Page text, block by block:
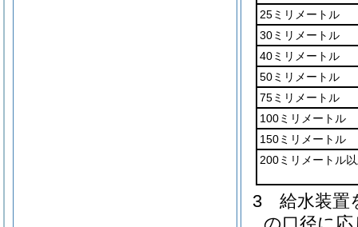
25ミリメートル
30ミリメートル
40ミリメートル
50ミリメートル
75ミリメートル
100ミリメートル
150ミリメートル
200ミリメートル
3
給水装置